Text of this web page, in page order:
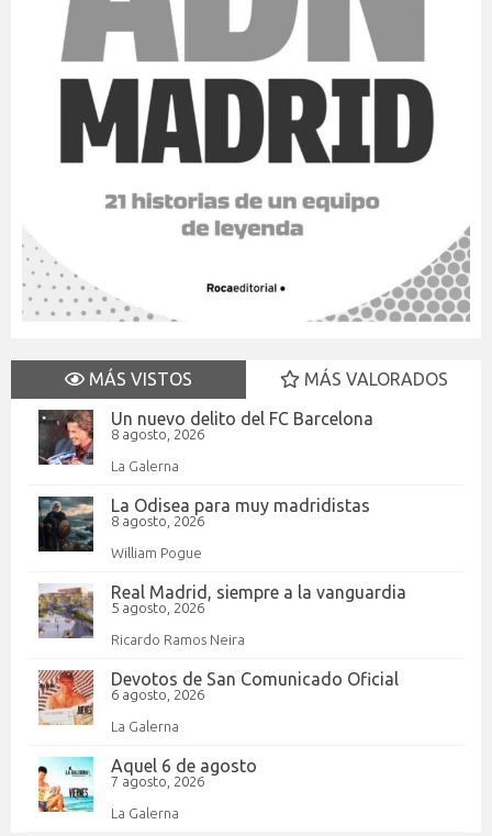
MÁS VISTOS
MÁS VALORADOS
Un nuevo delito del FC Barcelona
8 agosto, 2026
La Galerna
La Odisea para muy madridistas
8 agosto, 2026
William Pogue
Real Madrid, siempre a la vanguardia
5 agosto, 2026
Ricardo Ramos Neira
Devotos de San Comunicado Oficial
6 agosto, 2026
La Galerna
Aquel 6 de agosto
7 agosto, 2026
La Galerna